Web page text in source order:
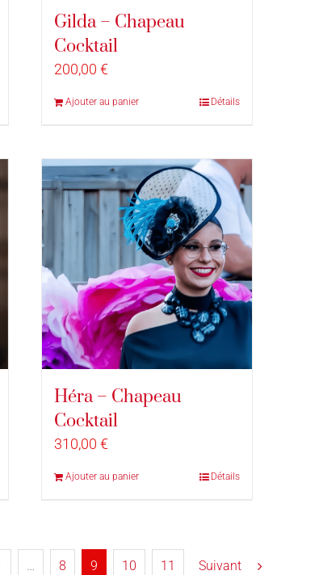
Gilda – Chapeau
Cocktail
200,00 €
Ajouter au panier Détails
Héra – Chapeau
Cocktail
310,00 €
Ajouter au panier Détails
… 8 9 10 11 Suivant